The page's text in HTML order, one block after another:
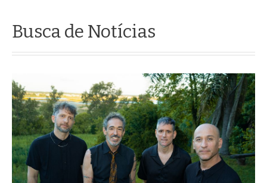
Busca de Notícias